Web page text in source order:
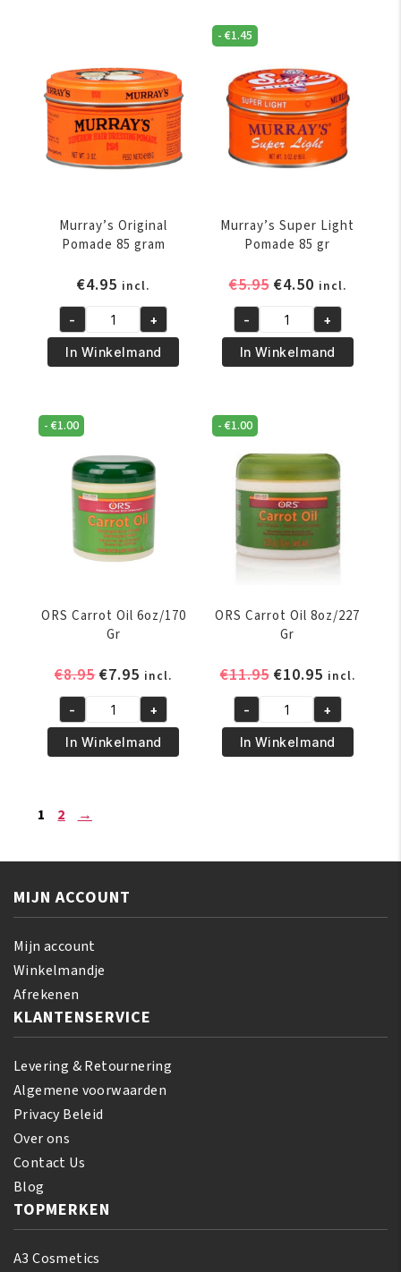
aantal
gram
aantal
Murray’s Original
Pomade 85 gram
€4.95 incl.
Murray's
Original
Pomade
gram
aantal
- +
In Winkelmand
-€1.45
Murray’s Super Light
Pomade 85 gr
€5.95 Oorspronkelijke
was:
€5.95.
€4.50Huidige
prijs
is:
€4.50.
incl.
Murray's
Super
Light
85
gr
aantal
- +
In Winkelmand
-€1.00
ORS Carrot Oil 6oz/170
Gr
€8.95Oorspronkelijke
was:
€8.95.
€7.95 Huidige
prijs
is:
€7.95.
incl.
ORS
Carrot
Oil
aantal
- +
In Winkelmand
-€1.00
ORS Carrot Oil 8oz/227
Gr
€11.95 Oorspronkelijke
was:
€11.95.
€10.95Huidige
prijs
is:
€10.95.
incl.
ORS
Carrot
Oil
- +
In Winkelmand
1 2 →
MIJN ACCOUNT
Mijn account
Winkelmandje
Afrekenen
KLANTENSERVICE
Levering & Retournering
Algemene voorwaarden
Privacy Beleid
Over ons
Contact Us
Blog
TOPMERKEN
A3 Cosmetics